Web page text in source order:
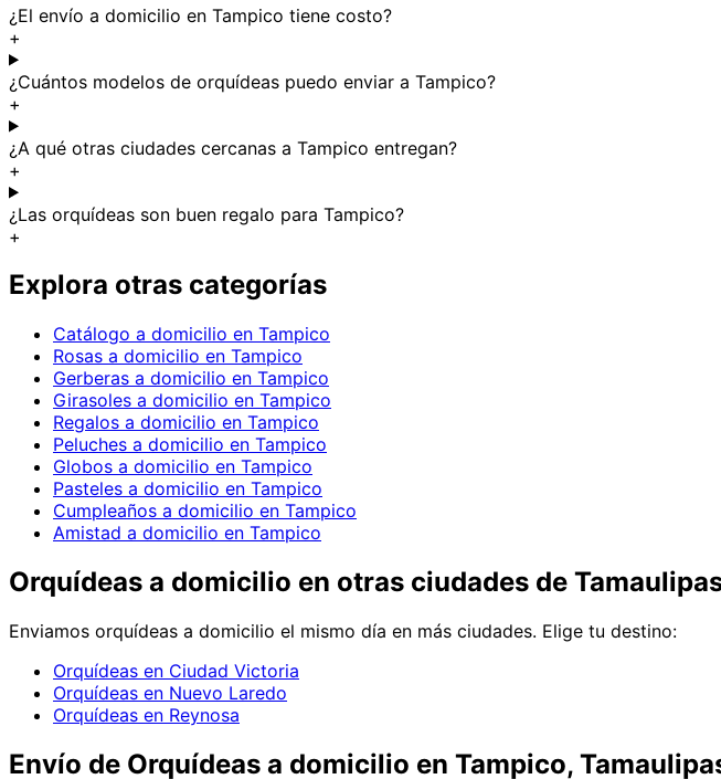
¿El envío a domicilio en Tampico tiene costo?
+
¿Cuántos modelos de orquídeas puedo enviar a Tampico?
+
¿A qué otras ciudades cercanas a Tampico entregan?
+
¿Las orquídeas son buen regalo para Tampico?
+
Explora otras categorías
Catálogo a domicilio en Tampico
Rosas a domicilio en Tampico
Gerberas a domicilio en Tampico
Girasoles a domicilio en Tampico
Regalos a domicilio en Tampico
Peluches a domicilio en Tampico
Globos a domicilio en Tampico
Pasteles a domicilio en Tampico
Cumpleaños a domicilio en Tampico
Amistad a domicilio en Tampico
Orquídeas a domicilio en otras ciudades de
Enviamos orquídeas a domicilio el mismo día en más ciudades. Elige tu destino:
Orquídeas en Ciudad Victoria
Orquídeas en Nuevo Laredo
Orquídeas en Reynosa
Envío de Orquídeas a domicilio en Tampico,